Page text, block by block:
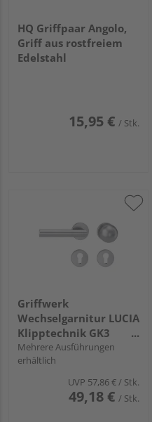
HQ Griffpaar Angolo,
Griff aus rostfreiem
Edelstahl
15,95 € / Stk.
Griffwerk
Wechselgarnitur LUCIA
Klipptechnik GK3
Rosetten rund Knopf
R4 Edelst. ma. L
Mehrere Ausführungen
erhältlich
UVP 57,86 €/ Stk.
49,18 € / Stk.